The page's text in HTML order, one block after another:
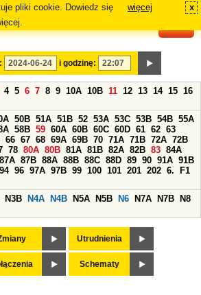
pliki cookie. Dowiedz się
więcej x
i godzinę:
4 5 6 7 8 9 10A 10B 11 12 13 14 15 16
50B 51A 51B 52 53A 53C 53B 54B 55A
58B 59 60A 60B 60C 60D 61 62 63
66 67 68 69A 69B 70 71A 71B 72A 72B
78 80A 80B 81A 81B 82A 82B 83 84A
87A 87B 88A 88B 88C 88D 89 90 91A 91B
94 96 97A 97B 99 100 101 201 202 6.
F1
N3B N4A N4B N5A N5B N6 N7A N7B
N8
Utrudnienia
Schematy